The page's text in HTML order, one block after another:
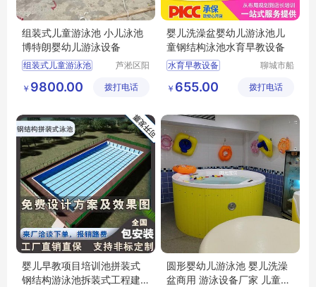
组装式儿童游泳池 小儿泳池
博特朗婴幼儿游泳设备
组装式儿童游泳池
博特朗婴幼儿游泳设备
芦淞区阳
童游泳馆
￥ 9800.00 拨打电话
婴儿洗澡盆婴幼儿游泳池儿
童钢结构泳池水育早教设备
水育早教设备
婴幼儿游泳池
聊城市船
乐设备有
￥ 655.00 拨打电话
婴儿早教项目培训池拼装式
钢结构游泳池拆装式工程建
圆形婴幼儿游泳池 婴儿洗澡
盆商用 游泳设备厂家 儿童浴